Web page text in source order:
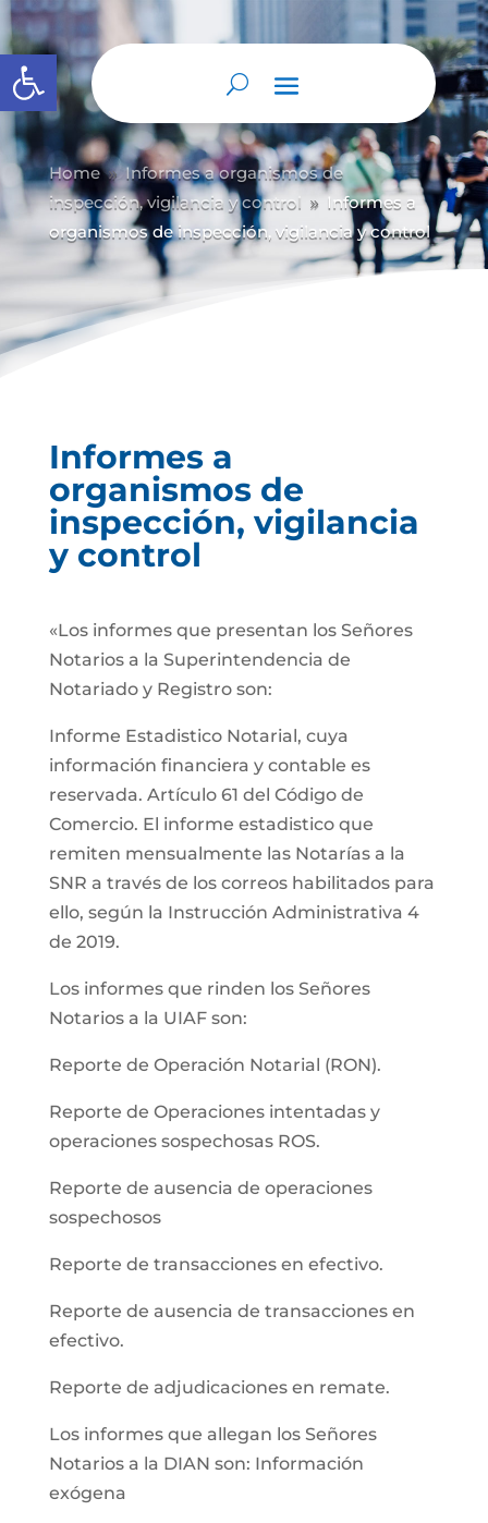
Abrir barra de herramientas
Home 9 Informes a organismos de
inspección, vigilancia y control 9
Informes a
organismos de inspección, vigilancia y control
Informes a
organismos de
inspección, vigilancia
y control
«Los informes que presentan los Señores
Notarios a la Superintendencia de
Notariado y Registro son:
Informe Estadistico Notarial, cuya
información financiera y contable es
reservada. Artículo 61 del Código de
Comercio. El informe estadistico que
remiten mensualmente las Notarías a la
SNR a través de los correos habilitados para
ello, según la Instrucción Administrativa 4
de 2019.
Los informes que rinden los Señores
Notarios a la UIAF son:
Reporte de Operación Notarial (RON).
Reporte de Operaciones intentadas y
operaciones sospechosas ROS.
Reporte de ausencia de operaciones
sospechosos
Reporte de transacciones en efectivo.
Reporte de ausencia de transacciones en
efectivo.
Reporte de adjudicaciones en remate.
Los informes que allegan los Señores
Notarios a la DIAN son: Información
exógena